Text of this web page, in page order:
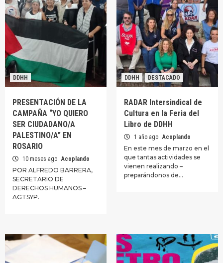
DDHH
PRESENTACIÓN DE LA
CAMPAÑA “YO QUIERO
SER CIUDADANO/A
PALESTINO/A” EN
ROSARIO
10 meses ago Acoplando
POR ALFREDO BARRERA,
SECRETARIO DE
DERECHOS HUMANOS –
AGTSYP.
DDHH DESTACADO
RADAR Intersindical de
Cultura en la Feria del
Libro de DDHH
1 año ago Acoplando
En este mes de marzo en el
que tantas actividades se
vienen realizando –
preparándonos de…